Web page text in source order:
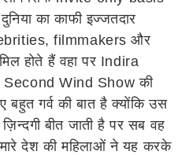
का काफी इज्जतदार
filmmakers और
होते हैं वहा पर Indira
Wind Show की
बहुत गर्व की बात है क्योंकि उस
बीत जाती है पर सब वह
देश की महिलाओं ने यह करके